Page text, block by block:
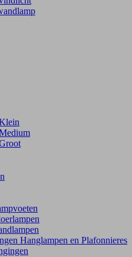
Hanglampen en Plafonnieres